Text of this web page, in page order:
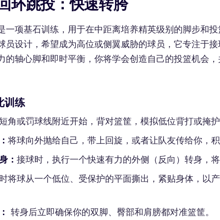
环跳投：快速转胯
一项基石训练，用于在中距离培养精英级别的脚步和
员设计，希望成为高位或侧翼威胁的球员，它专注于
的轴心脚和即时平衡，你将学会创造自己的投篮机会
训练
角或罚球线附近开始，背对篮筐，模拟低位背打或掩
将球向外抛给自己，带上回旋，或者让队友传给你，
： 接球时，执行一个快速有力的外侧（反向）转身，
将球从一个低位、受保护的平面撕出，紧贴身体，以
转身后立即确保你的双脚、臀部和肩膀都对准篮筐。